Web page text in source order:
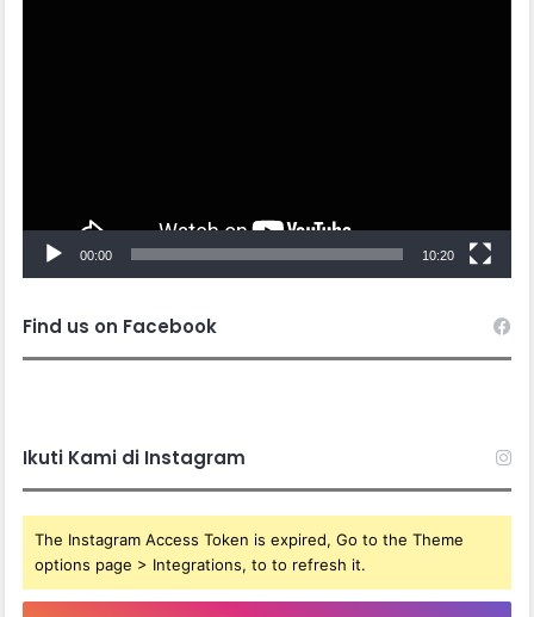
00:00 10:20
Find us on Facebook
Ikuti Kami di Instagram
The Instagram Access Token is expired, Go to the Theme
options page > Integrations, to to refresh it.